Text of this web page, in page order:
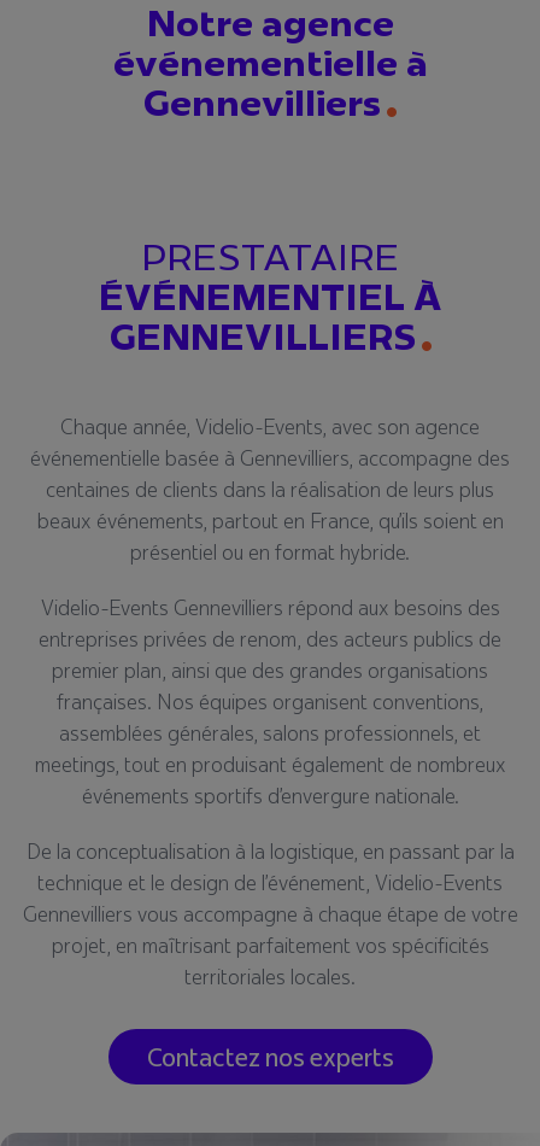
Notre agence
événementielle à
Gennevilliers
PRESTATAIRE
ÉVÉNEMENTIEL À
GENNEVILLIERS
Chaque année, Videlio-Events, avec son agence
événementielle basée à Gennevilliers, accompagne des
centaines de clients dans la réalisation de leurs plus
beaux événements, partout en France, qu’ils soient en
présentiel ou en format hybride.
Videlio-Events Gennevilliers répond aux besoins des
entreprises privées de renom, des acteurs publics de
premier plan, ainsi que des grandes organisations
françaises. Nos équipes organisent conventions,
assemblées générales, salons professionnels, et
meetings, tout en produisant également de nombreux
événements sportifs d’envergure nationale.
De la conceptualisation à la logistique, en passant par la
technique et le design de l’événement, Videlio-Events
Gennevilliers vous accompagne à chaque étape de votre
projet, en maîtrisant parfaitement vos spécificités
territoriales locales.
Contactez nos experts